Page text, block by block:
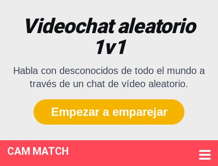
Videochat aleatorio
1v1
Habla con desconocidos de todo el mundo a
través de un chat de vídeo aleatorio.
Empezar a emparejar
CAM MATCH